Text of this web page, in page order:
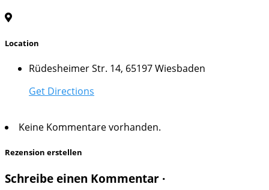
Location
Rüdesheimer Str. 14, 65197 Wiesbaden
Get Directions
Keine Kommentare vorhanden.
Rezension erstellen
Schreibe einen Kommentar ·